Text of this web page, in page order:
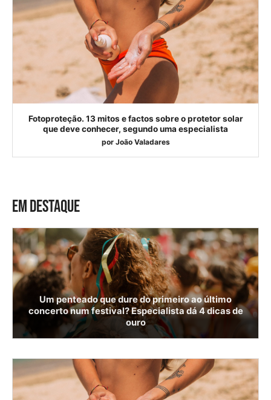
Fotoproteção. 13 mitos e factos sobre o protetor solar
que deve conhecer, segundo uma especialista
por João Valadares
EM DESTAQUE
Um penteado que dure do primeiro ao último
concerto num festival? Especialista dá 4 dicas de
ouro